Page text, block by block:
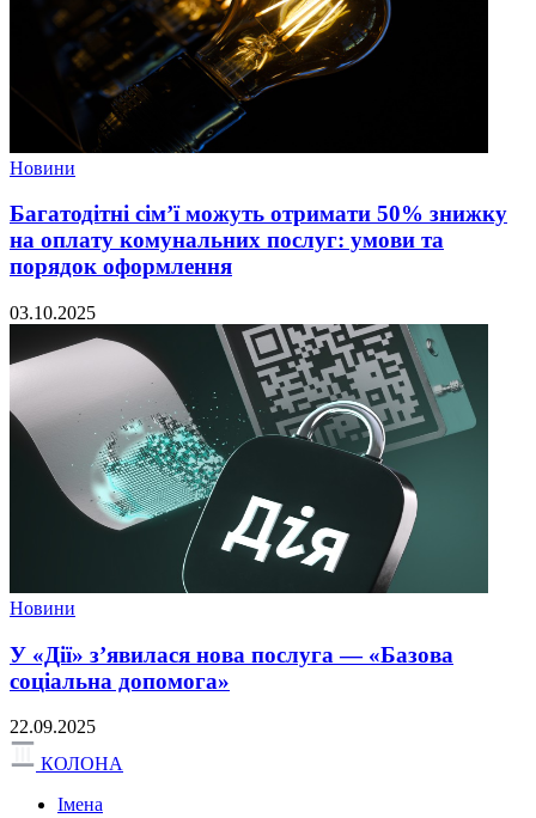
Новини
Багатодітні сім’ї можуть отримати 50% знижку
на оплату комунальних послуг: умови та
порядок оформлення
03.10.2025
Новини
У «Дії» з’явилася нова послуга — «Базова
соціальна допомога»
22.09.2025
КОЛОНА
Імена